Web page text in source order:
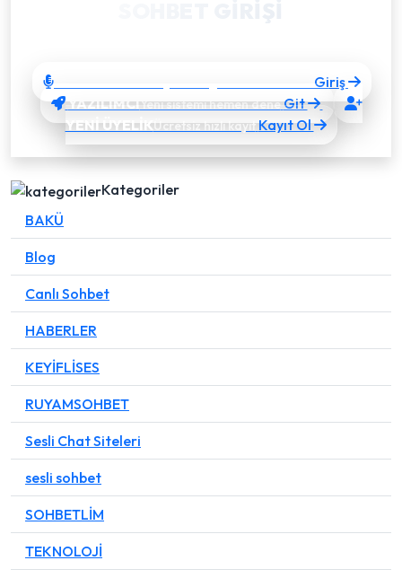
Giriş
YAZILIMCIYeni sistemi hemen deneGit
YENİ ÜYELİKÜcretsiz hızlı kayıtKayıt Ol
Kategoriler
BAKÜ
Blog
Canlı Sohbet
HABERLER
KEYİFLİSES
RUYAMSOHBET
Sesli Chat Siteleri
sesli sohbet
SOHBETLİM
TEKNOLOJİ